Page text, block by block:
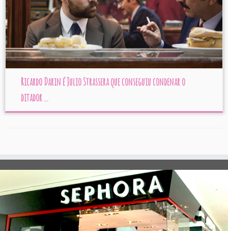
Ricardo Darin é Julio Strassera que conseguiu condenar o
ditador ...